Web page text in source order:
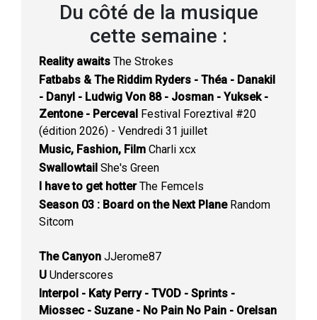
Du côté de la musique
cette semaine :
Reality awaits The Strokes
Fatbabs & The Riddim Ryders - Théa - Danakil
- Danyl - Ludwig Von 88 - Josman - Yuksek -
Zentone - Perceval Festival Foreztival #20
(édition 2026) - Vendredi 31 juillet
Music, Fashion, Film Charli xcx
Swallowtail She's Green
I have to get hotterThe Femcels
Season 03 : Board on the Next PlaneRandom
Sitcom
The Canyon JJerome87
U Underscores
Interpol - Katy Perry - TVOD - Sprints -
Miossec - Suzane - No Pain No Pain - Orelsan